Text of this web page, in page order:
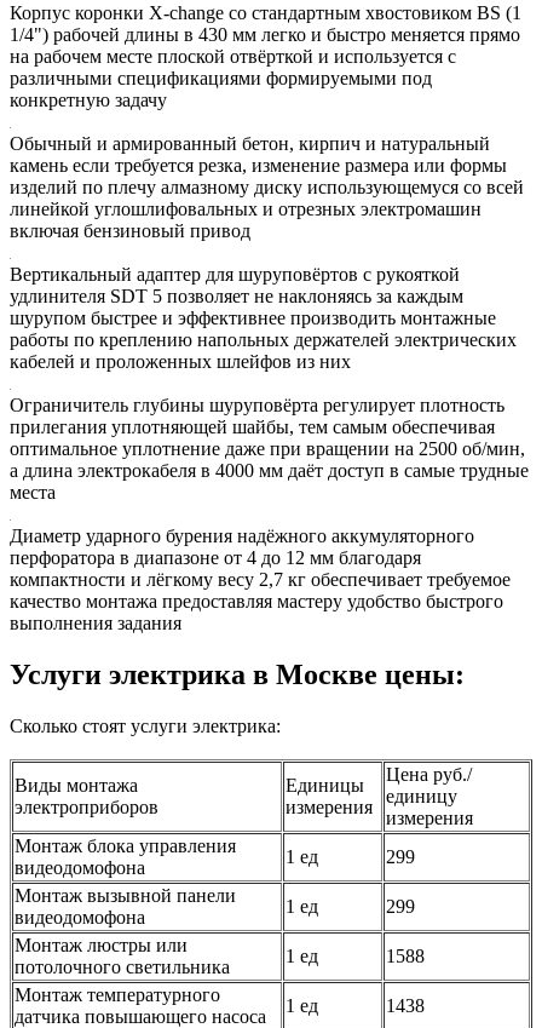
Корпус коронки X-сhange со стандартным хвостовиком BS (1
1/4") рабочей длины в 430 мм легко и быстро меняется прямо
на рабочем месте плоской отвёрткой и используется с
различными спецификациями формируемыми под
конкретную задачу
Обычный и армированный бетон, кирпич и натуральный
камень если требуется резка, изменение размера или формы
изделий по плечу алмазному диску использующемуся со всей
линейкой углошлифовальных и отрезных электромашин
включая бензиновый привод
Вертикальный адаптер для шуруповёртов с рукояткой
удлинителя SDT 5 позволяет не наклоняясь за каждым
шурупом быстрее и эффективнее производить монтажные
работы по креплению напольных держателей электрических
кабелей и проложенных шлейфов из них
Ограничитель глубины шуруповёрта регулирует плотность
прилегания уплотняющей шайбы, тем самым обеспечивая
оптимальное уплотнение даже при вращении на 2500 об/мин,
а длина электрокабеля в 4000 мм даёт доступ в самые трудные
места
Диаметр ударного бурения надёжного аккумуляторного
перфоратора в диапазоне от 4 до 12 мм благодаря
компактности и лёгкому весу 2,7 кг обеспечивает требуемое
качество монтажа предоставляя мастеру удобство быстрого
выполнения задания
Услуги электрика в Москве цены:
Сколько стоят услуги электрика:
Виды монтажа
электроприборов
Единицы
измерения
Цена руб./
единицу
измерения
Монтаж блока управления
видеодомофона
1 ед
299
Монтаж вызывной панели
видеодомофона
1 ед
299
Монтаж люстры или
потолочного светильника
1 ед
1588
Монтаж температурного
датчика повышающего насоса
1 ед
1438